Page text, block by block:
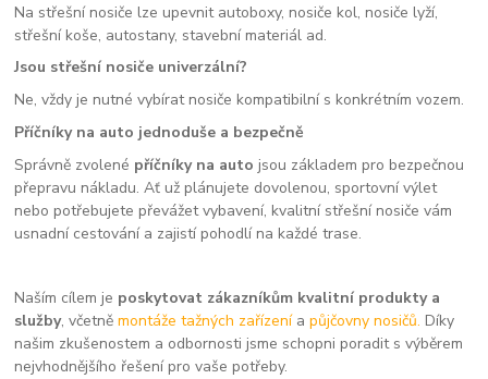
Na střešní nosiče lze upevnit autoboxy, nosiče kol, nosiče lyží,
střešní koše, autostany, stavební materiál ad.
Jsou střešní nosiče univerzální?
Ne, vždy je nutné vybírat nosiče kompatibilní s konkrétním vozem.
Příčníky na auto jednoduše a bezpečně
Správně zvolené příčníky na auto jsou základem pro bezpečnou
přepravu nákladu. Ať už plánujete dovolenou, sportovní výlet
nebo potřebujete převážet vybavení, kvalitní střešní nosiče vám
usnadní cestování a zajistí pohodlí na každé trase.
Naším cílem je poskytovat zákazníkům kvalitní produkty a
služby, včetněmontáže tažných zařízení apůjčovny nosičů. Díky
našim zkušenostem a odbornosti jsme schopni poradit s výběrem
nejvhodnějšího řešení pro vaše potřeby.